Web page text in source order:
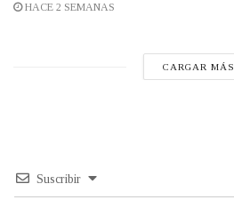
HACE 2 SEMANAS
CARGAR MÁS
Suscribir